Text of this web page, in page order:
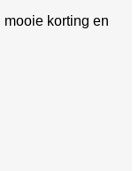
korting en